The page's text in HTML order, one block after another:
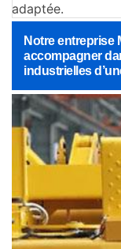
adaptée.
Notre entreprise
accompagner
industrielles